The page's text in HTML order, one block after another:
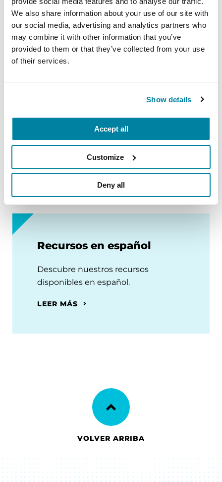
We also share information about your use of our site with
our social media, advertising and analytics partners who
may combine it with other information that you’ve
provided to them or that they’ve collected from your use
of their services.
Show details
Accept all
Customize
Deny all
Preguntas Frecuentes
READ NOW
De paciente a embajadora
Recursos en español
Descubre nuestros recursos
disponibles en español.
LEER MÁS
VOLVER ARRIBA